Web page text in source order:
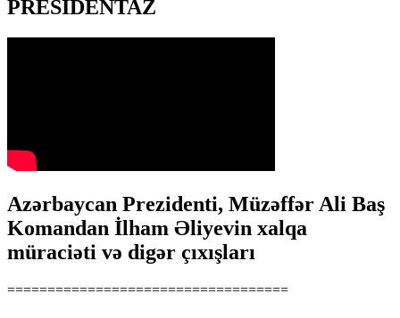
PRESİDENTAZ
Azərbaycan Prezidenti, Müzəffər Ali Baş
Komandan İlham Əliyevin xalqa
müraciəti və digər çıxışları
===================================